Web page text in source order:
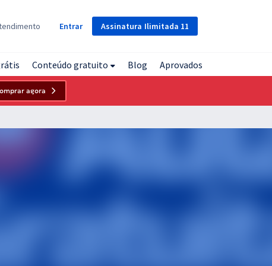
Assinatura Ilimitada 11
Entrar
Conteúdo gratuito Blog Aprovados
agora